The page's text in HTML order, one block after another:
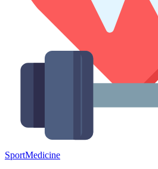
SportMedicine